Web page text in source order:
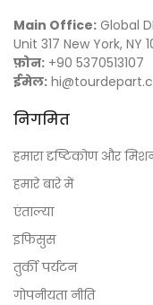
Main Office: Global
Unit 317 New York, NY
फ़ोन: +90 5370513107
ईमेल:
निगमित
हमारा दृष्टिकोण और
हमारे बारे में
एंताल्या
इफिसुस
तुर्की पर्यटन
गोपनीयता नीति